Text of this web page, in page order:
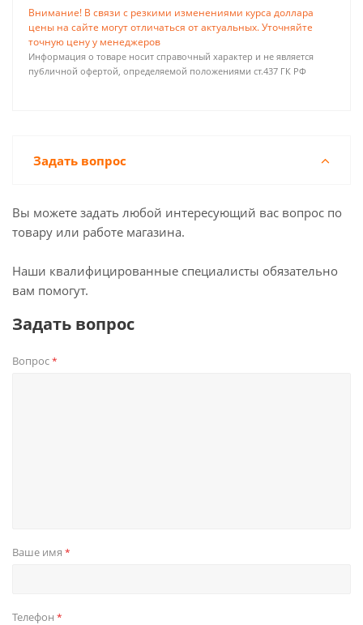
Внимание! В связи с резкими изменениями курса доллара
цены на сайте могут отличаться от актуальных. Уточняйте
точную цену у менеджеров
Информация о товаре носит справочный характер и не является
публичной офертой, определяемой положениями ст.437 ГК РФ
Задать вопрос
Вы можете задать любой интересующий вас вопрос по
товару или работе магазина.
Наши квалифицированные специалисты обязательно
вам помогут.
Задать вопрос
Вопрос*
Ваше имя *
Телефон *